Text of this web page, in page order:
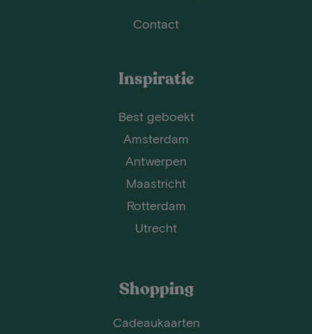
Contact
Inspiratie
Best geboekt
Amsterdam
Antwerpen
Maastricht
Rotterdam
Utrecht
Shopping
Cadeaukaarten